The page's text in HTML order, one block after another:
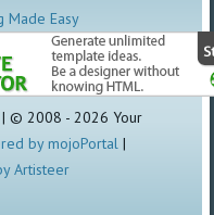
| © 2008 - 2026 Your
by mojoPortal|
Artisteer